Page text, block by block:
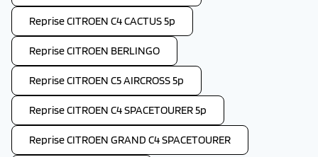
Reprise CITROEN C4 CACTUS 5p
Reprise CITROEN BERLINGO
Reprise CITROEN C5 AIRCROSS 5p
Reprise CITROEN C4 SPACETOURER 5p
Reprise CITROEN GRAND C4 SPACETOURER